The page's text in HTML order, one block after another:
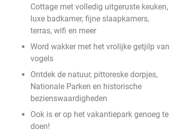
Cottage met volledig uitgeruste keuken,
luxe badkamer, fijne slaapkamers,
terras, wifi en meer
Word wakker met het vrolijke getjilp van
vogels
Ontdek de natuur, pittoreske dorpjes,
Nationale Parken en historische
bezienswaardigheden
Ook is er op het vakantiepark genoeg te
doen!